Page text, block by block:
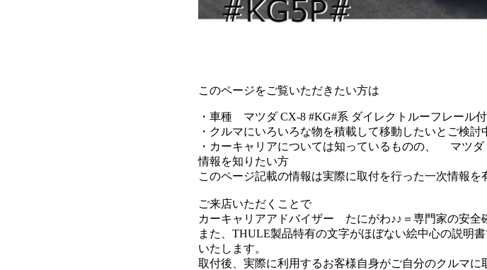
このページをご覧いただきたい方は
・車種 マツダ CX-8 #KG#系 ダイレクトルーフレール
・クルマにいろいろな物を積載して移動したいとご検討
・カーキャリアについては知っているものの、 マツ
情報を知りたい方
このページ記載の情報は実際に取付を行った一次情報
ご来店いただくことで
カーキャリアアドバイザー たにがわ♪♪＝専門家の安全
また、THULE製品特有の文字がほぼない絵中心の説明
いたします。
取付後、実際に利用するお客様自身がご自分のクルマ